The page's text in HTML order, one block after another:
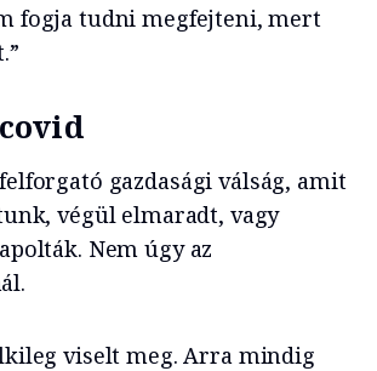
fogja tudni megfejteni, mert
gazdasági válság, amit
végül elmaradt, vagy
Nem úgy az
viselt meg. Arra mindig